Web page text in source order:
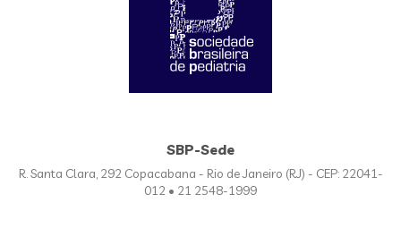
SBP-Sede
R. Santa Clara, 292 Copacabana - Rio de Janeiro (RJ) - CEP: 22041-
012 • 21 2548-1999